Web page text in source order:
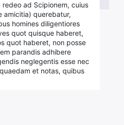
redeo ad Scipionem, cuius
amicitia) querebatur,
homines diligentiores
quot quisque haberet,
quot haberet, non posse
parandis adhibere
neglegentis esse nec
et notas, quibus